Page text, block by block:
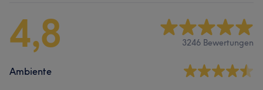
4,8 3246 Bewertungen
Ambiente